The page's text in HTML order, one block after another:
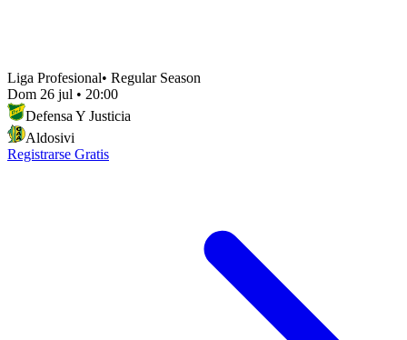
Liga Profesional• Regular Season
Dom 26 jul • 20:00
Defensa Y Justicia
Aldosivi
Registrarse Gratis